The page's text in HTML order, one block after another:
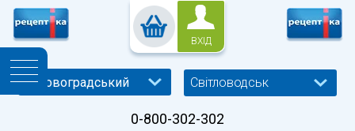
ВХІД
Світловодськ
0-800-302-302